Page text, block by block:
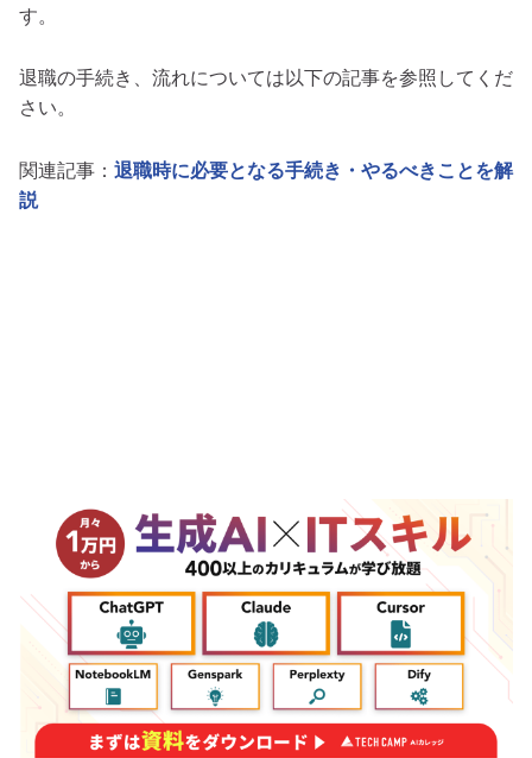
す。
退職の手続き、流れについては以下の記事を参照してくだ
さい。
関連記事： 退職時に必要となる手続き・やるべきことを解
説